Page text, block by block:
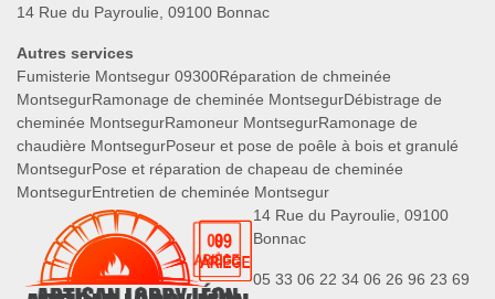
14 Rue du Payroulie, 09100 Bonnac
Autres services
Fumisterie Montsegur 09300Réparation de chmeinée
MontsegurRamonage de cheminée MontsegurDébistrage de
cheminée MontsegurRamoneur MontsegurRamonage de
chaudière MontsegurPoseur et pose de poêle à bois et granulé
MontsegurPose et réparation de chapeau de cheminée
MontsegurEntretien de cheminée Montsegur
14 Rue du Payroulie, 09100
Bonnac
05 33 06 22 34 06 26 96 23 69